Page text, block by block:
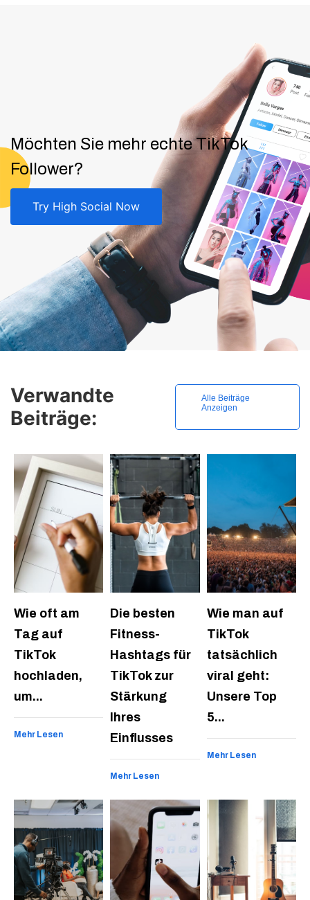
Möchten Sie mehr echte TikTok
Follower?
Try High Social Now
Verwandte
Beiträge:
Alle Beiträge
Anzeigen
Wie oft am
Tag auf
TikTok
hochladen,
um...
Mehr Lesen
Die besten
Fitness-
Hashtags für
TikTok zur
Stärkung
Ihres
Einflusses
Mehr Lesen
Wie man auf
TikTok
tatsächlich
viral geht:
Unsere Top
5...
Mehr Lesen